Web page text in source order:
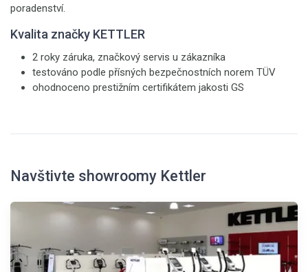
poradenství.
Kvalita značky KETTLER
2 roky záruka, značkový servis u zákazníka
testováno podle přísných bezpečnostních norem TÜV
ohodnoceno prestižním certifikátem jakosti GS
Navštivte showroomy Kettler